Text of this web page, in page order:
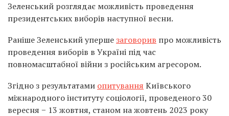
Зеленський розглядає можливість проведення
президентських виборів наступної весни.
Раніше Зеленський упершезаговорив про можливість
проведення виборів в Україні під час
повномасштабної війни з російським агресором.
Згідно з результатами опитування Київського
міжнародного інституту соціології, проведеного 30
вересня − 13 жовтня, станом на жовтень 2023 року